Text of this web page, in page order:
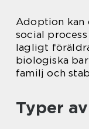
Adoption kan
social
lagligt
biologiska
familj och
Typer